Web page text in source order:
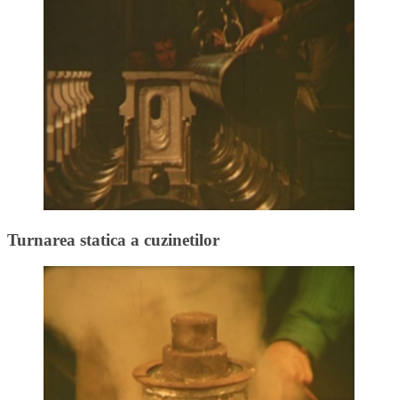
Turnarea statica a cuzinetilor